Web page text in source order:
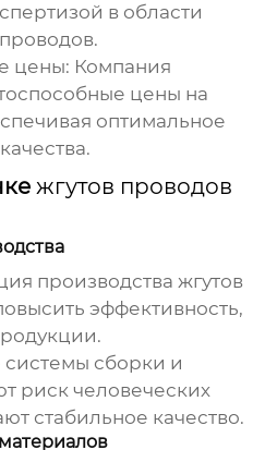
в области
цены: Компания
цены на
оптимальное
жгутов проводов
производстважгутов
эффективность,
сборки и
риск человеческих
стабильное качество.